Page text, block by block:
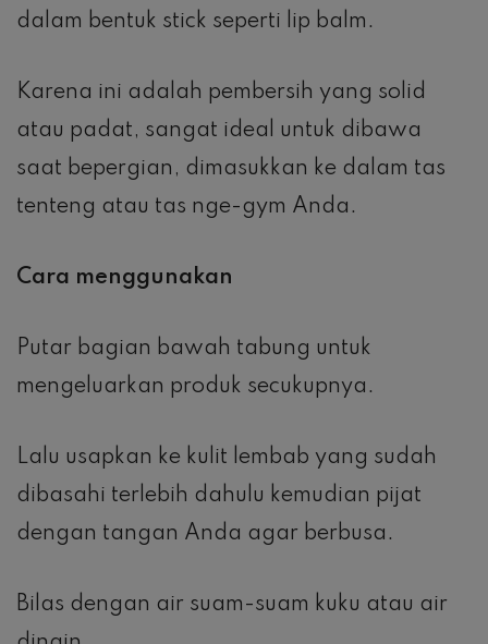
dalam bentuk stick seperti lip balm.
Karena ini adalah pembersih yang solid
atau padat, sangat ideal untuk dibawa
saat bepergian, dimasukkan ke dalam tas
tenteng atau tas nge-gym Anda.
Cara menggunakan
Putar bagian bawah tabung untuk
mengeluarkan produk secukupnya.
Lalu usapkan ke kulit lembab yang sudah
dibasahi terlebih dahulu kemudian pijat
dengan tangan Anda agar berbusa.
Bilas dengan air suam-suam kuku atau air